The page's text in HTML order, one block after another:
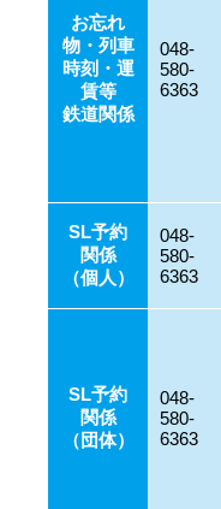
お忘れ
物・列車
時刻・運
賃等
鉄道関係
048-
580-
6363
SL予約
関係
（個人）
048-
580-
6363
SL予約
関係
（団体）
048-
580-
6363